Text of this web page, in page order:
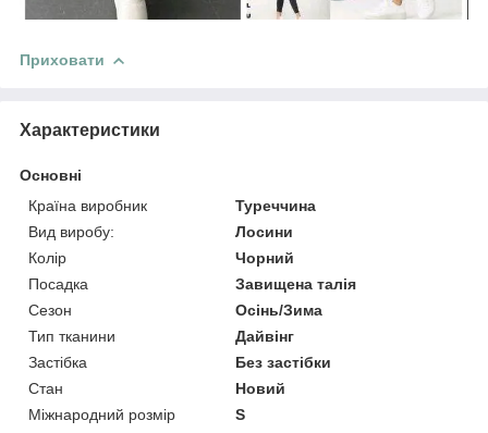
Приховати
Характеристики
Основні
Країна виробник
Туреччина
Вид виробу:
Лосини
Колір
Чорний
Посадка
Завищена талія
Сезон
Осінь/Зима
Тип тканини
Дайвінг
Застібка
Без застібки
Стан
Новий
Міжнародний розмір
S